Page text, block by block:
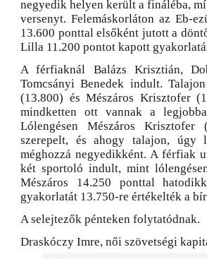
negyedik helyen került a fináléba,
versenyt. Felemáskorláton az Eb-
13.600 ponttal elsőként jutott a
Lilla 11.200 pontot kapott
A férfiaknál Balázs Krisztián,
Tomcsányi Benedek indult.
(13.800) és Mészáros Krisztofer
mindketten ott vannak a
Lólengésen Mészáros
szerepelt, és ahogy talajon, úgy
méghozzá negyedikként. A férfiak
két sportoló indult, mint
Mészáros 14.250 ponttal
gyakorlatát 13.750-re értékelték a
A selejtezők pénteken folytatódnak.
Draskóczy Imre, női szövetségi